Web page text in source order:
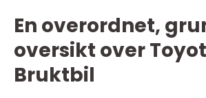
En overordnet,
oversikt over
Bruktbil